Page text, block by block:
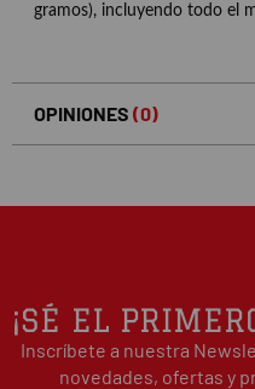
gramos), incluyendo todo el
OPINIONES (0)
¡SÉ EL
Inscríbete a nuestra
novedades, ofertas y